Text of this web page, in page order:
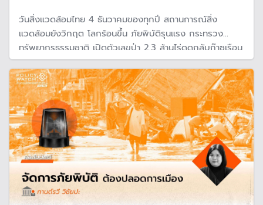
วันสิ่งแวดล้อมไทย 4 ธันวาคมของทุกปี สถานการณ์สิ่ง
แวดล้อมยังวิกฤต โลกร้อนขึ้น ภัยพิบัติรุนแรง กระทรวง
ทรัพยากรธรรมชาติ เปิดตัวเลขป่า 2.3 ล้านไร่ดูดกลับก๊าซเรือน
กระจก 1.69 ล้านตันคาร์บอนเทียบเท่าต่อปี เสนอปลูกป่าเพิ่มขึ้น
ช่วยดูดซับคาร์บอนฯมากขึ้น